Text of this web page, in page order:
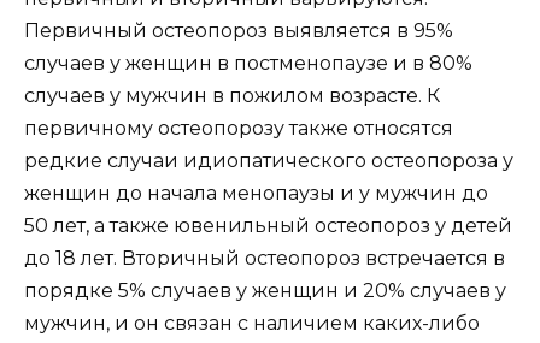
Первичный остеопороз выявляется в 95%
случаев у женщин в постменопаузе и в 80%
случаев у мужчин в пожилом возрасте. К
первичному остеопорозу также относятся
редкие случаи идиопатического остеопороза у
женщин до начала менопаузы и у мужчин до
50 лет, а также ювенильный остеопороз у детей
до 18 лет. Вторичный остеопороз встречается в
порядке 5% случаев у женщин и 20% случаев у
мужчин, и он связан с наличием каких-либо